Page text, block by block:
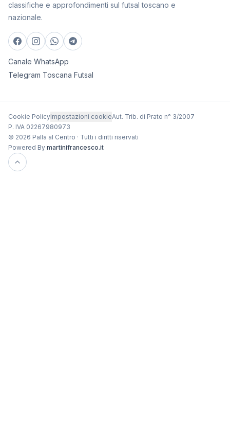
classifiche e approfondimenti sul futsal toscano e
nazionale.
Canale WhatsApp
Telegram Toscana Futsal
Cookie PolicyImpostazioni cookieAut. Trib. di Prato n° 3/2007
P. IVA 02267980973
© 2026 Palla al Centro · Tutti i diritti riservati
Powered By martinifrancesco.it